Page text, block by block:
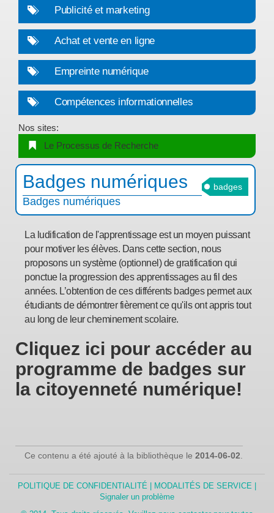
Publicité et marketing
Achat et vente en ligne
Empreinte numérique
Compétences informationnelles
Nos sites:
Le Processus de Recherche
badges
Badges numériques
Badges numériques
La ludification de l'apprentissage est un moyen puissant
pour motiver les élèves. Dans cette section, nous
proposons un système (optionnel) de gratification qui
ponctue la progression des apprentissages au fil des
années. L’obtention de ces différents badges permet aux
étudiants de démontrer fièrement ce qu'ils ont appris tout
au long de leur cheminement scolaire.
Cliquez ici pour accéder au
programme de badges sur
la citoyenneté numérique!
Ce contenu a été ajouté à la bibliothèque le 2014-06-02
POLITIQUE DE CONFIDENTIALITÉ | MODALITÉS DE SERVICE |
Signaler un problème